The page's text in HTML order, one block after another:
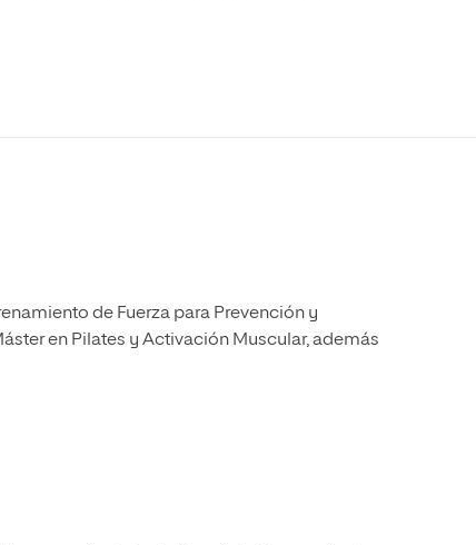
de Fuerza para Prevención y
en Pilates y Activación Muscular, además